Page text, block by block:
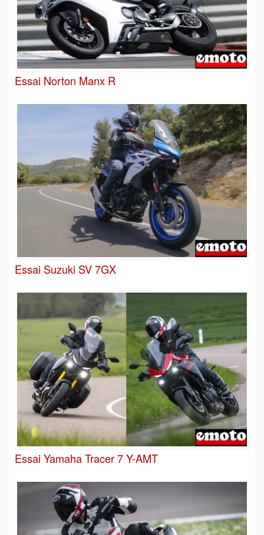
Essai Norton Manx R
Essai Suzuki SV 7GX
Essai Yamaha Tracer 7 Y-AMT